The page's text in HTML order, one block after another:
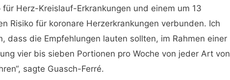
für Herz-Kreislauf-Erkrankungen und einem um 13
Risiko für koronare Herzerkrankungen verbunden. Ich
dass die Empfehlungen lauten sollten, im Rahmen einer
vier bis sieben Portionen pro Woche von jeder Art von
sagte Guasch-Ferré.